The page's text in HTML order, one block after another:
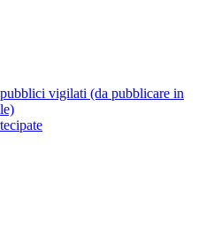
vigilati (da pubblicare in